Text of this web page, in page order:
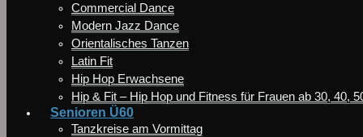
Commercial Dance
Modern Jazz Dance
Orientalisches Tanzen
Latin Fit
Hip Hop Erwachsene
Hip & Fit – Hip Hop und Fitness für Frauen ab 30, 40,
Senioren Ü60
Tanzkreise am Vormittag